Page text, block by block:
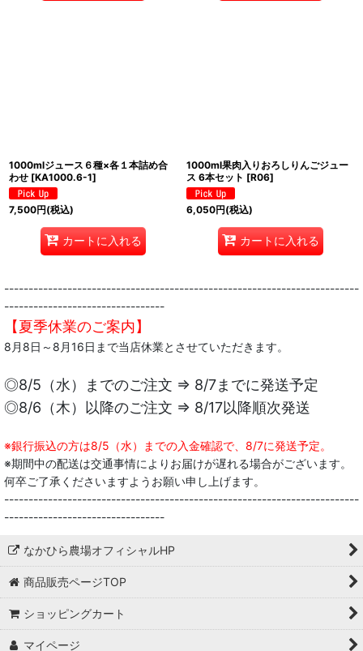
1000mlジュース６種×各１本詰め合
わせ [KA1000.6-1]
7,500円(税込)
カートに入れる
1000ml果肉入りおろしりんごジュー
ス 6本セット [R06]
6,050円(税込)
カートに入れる
-------------------------------------------------------------------------
---------------------------------
【夏季休業のご案内】
8月8日～8月16日まで当店休業とさせていただきます。
◎8/5（水）までのご注文 ⇒ 8/7までに発送予定
◎8/6（木）以降のご注文 ⇒ 8/17以降順次発送
※銀行振込の方は8/5（水）までの入金確認で、8/7に発送予定。
※期間中の配送は交通事情によりお届けが遅れる場合がございます。
何卒ご了承くださいますようお願い申し上げます。
-------------------------------------------------------------------------
---------------------------------
なかひら農場オフィシャルHP
商品販売ページTOP
ショッピングカート
マイページ